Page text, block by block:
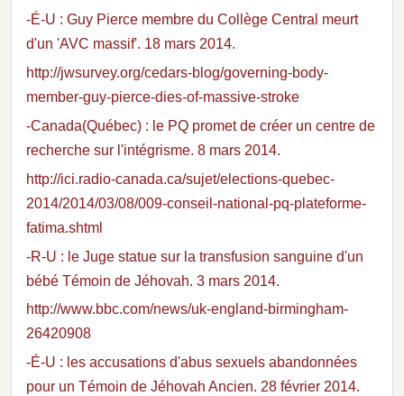
-É-U : Guy Pierce membre du Collège Central meurt
d'un 'AVC massif'. 18 mars 2014.
http://jwsurvey.org/cedars-blog/governing-body-
member-guy-pierce-dies-of-massive-stroke
-Canada(Québec) : le PQ promet de créer un centre de
recherche sur l'intégrisme. 8 mars 2014.
http://ici.radio-canada.ca/sujet/elections-quebec-
2014/2014/03/08/009-conseil-national-pq-plateforme-
fatima.shtml
-R-U : le Juge statue sur la transfusion sanguine d'un
bébé Témoin de Jéhovah. 3 mars 2014.
http://www.bbc.com/news/uk-england-birmingham-
26420908
-É-U : les accusations d'abus sexuels abandonnées
pour un Témoin de Jéhovah Ancien. 28 février 2014.